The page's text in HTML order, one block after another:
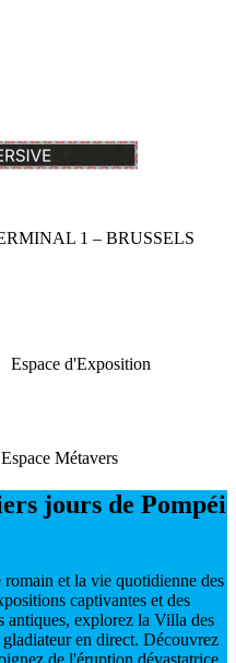
1 – BRUSSELS
Espace d'Exposition
Espace Métavers
jours de Pompéi
et la vie quotidienne des
captivantes et des
antiques, explorez la Villa des
en direct. Découvrez
de l'éruption dévastatrice